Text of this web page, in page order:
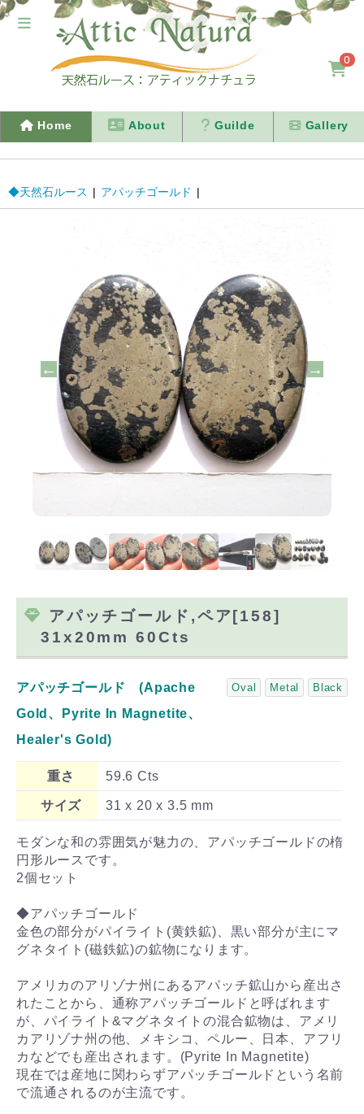
0
Home About Guilde Gallery
◆天然石ルース | アパッチゴールド |
アパッチゴールド,ペア[158]
31x20mm 60Cts
Oval Metal Black
アパッチゴールド (Apache
Gold、Pyrite In Magnetite、
Healer's Gold)
重さ 59.6 Cts
サイズ 31 x 20 x 3.5 mm
モダンな和の雰囲気が魅力の、アパッチゴールドの楕
円形ルースです。
2個セット
◆アパッチゴールド
金色の部分がパイライト(黄鉄鉱)、黒い部分が主にマ
グネタイト(磁鉄鉱)の鉱物になります。
アメリカのアリゾナ州にあるアパッチ鉱山から産出さ
れたことから、通称アパッチゴールドと呼ばれます
が、パイライト&マグネタイトの混合鉱物は、アメリ
カアリゾナ州の他、メキシコ、ペルー、日本、アフリ
カなどでも産出されます。(Pyrite In Magnetite)
現在では産地に関わらずアパッチゴールドという名前
で流通されるのが主流です。